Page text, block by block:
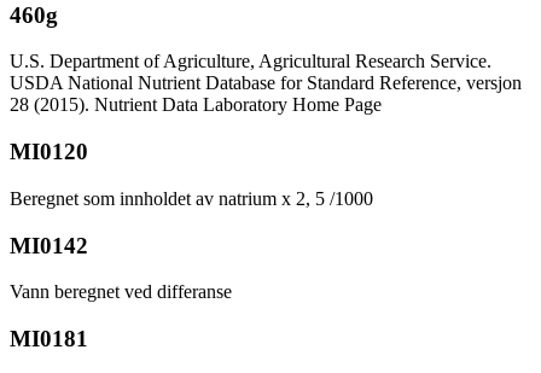
460g
U.S. Department of Agriculture, Agricultural Research Service.
USDA National Nutrient Database for Standard Reference, versjon
28 (2015). Nutrient Data Laboratory Home Page
MI0120
Beregnet som innholdet av natrium x 2, 5 /1000
MI0142
Vann beregnet ved differanse
MI0181